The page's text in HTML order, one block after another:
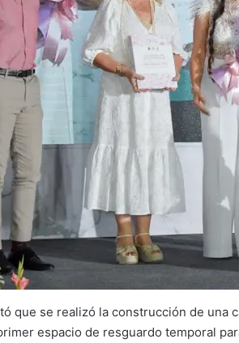
que se realizó la construcción de una
espacio de resguardo temporal